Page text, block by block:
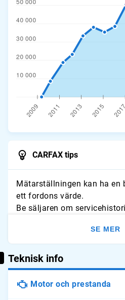
CARFAX tips
Mätarställningen kan ha en
ett fordons värde.
Be säljaren om
som kan hjälpa till att
mätarställningshistorik.
SE MER
Teknisk info
Motor och prestanda